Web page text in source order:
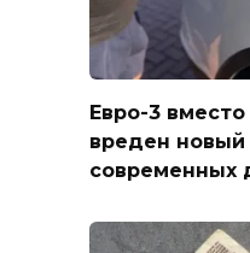
Евро-3
вреден
современных